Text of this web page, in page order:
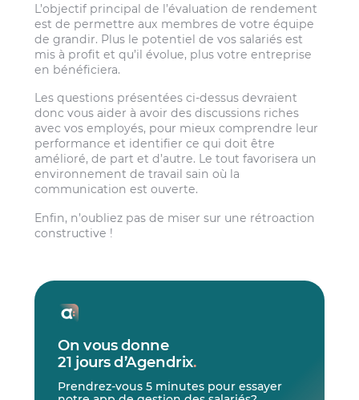
L’objectif principal de l’évaluation de rendement
est de permettre aux membres de votre équipe
de grandir. Plus le potentiel de vos salariés est
mis à profit et qu’il évolue, plus votre entreprise
en bénéficiera.
Les questions présentées ci-dessus devraient
donc vous aider à avoir des discussions riches
avec vos employés, pour mieux comprendre leur
performance et identifier ce qui doit être
amélioré, de part et d’autre. Le tout favorisera un
environnement de travail sain où la
communication est ouverte.
Enfin, n’oubliez pas de miser sur une rétroaction
constructive !
On vous donne
21 jours d’Agendrix.
Prendrez-vous 5 minutes pour essayer